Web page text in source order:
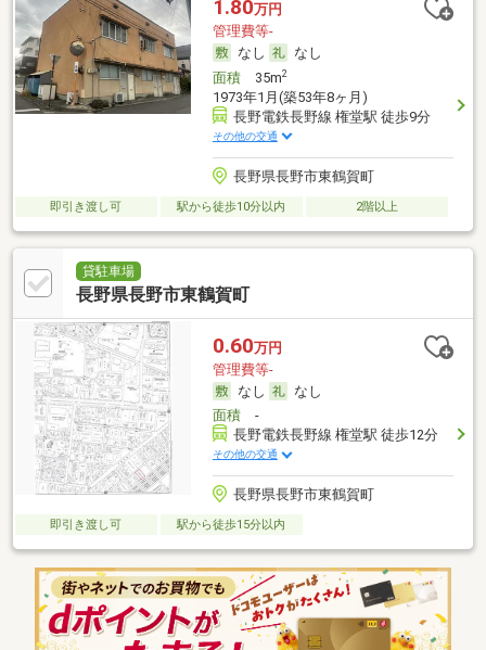
1.80万円
管理費等-
なし
なし
面積35m2
1973年1月(築53年8ヶ月)
長野電鉄長野線 権堂駅 徒歩9分
その他の交通
長野県長野市東鶴賀町
即引き渡し可 駅から徒歩10分以内 2階以上
貸駐車場
長野県長野市東鶴賀町
0.60万円
管理費等-
なし
なし
面積-
長野電鉄長野線 権堂駅 徒歩12分
その他の交通
長野県長野市東鶴賀町
即引き渡し可 駅から徒歩15分以内